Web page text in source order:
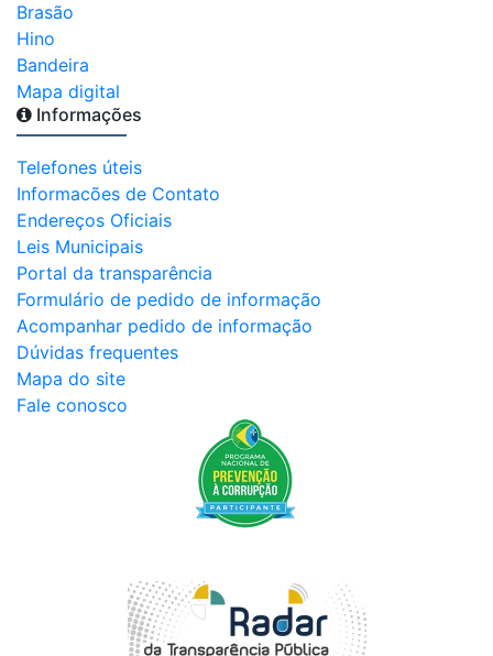
Brasão
Hino
Bandeira
Mapa digital
Informações
Telefones úteis
Informacões de Contato
Endereços Oficiais
Leis Municipais
Portal da transparência
Formulário de pedido de informação
Acompanhar pedido de informação
Dúvidas frequentes
Mapa do site
Fale conosco